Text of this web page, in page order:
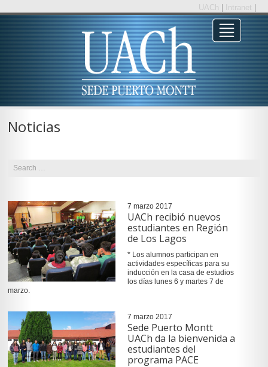
UACh Intranet
Noticias
7 marzo 2017
UACh recibió nuevos
estudiantes en Región
de Los Lagos
* Los alumnos participan en
actividades específicas para su
inducción en la casa de estudios
los días lunes 6 y martes 7 de
marzo.
7 marzo 2017
Sede Puerto Montt
UACh da la bienvenida a
estudiantes del
programa PACE